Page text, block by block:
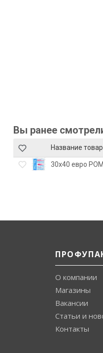
Вы ранее
Название
30х40 евро
О компании
Магазины
Вакансии
Статьи и
Контакты